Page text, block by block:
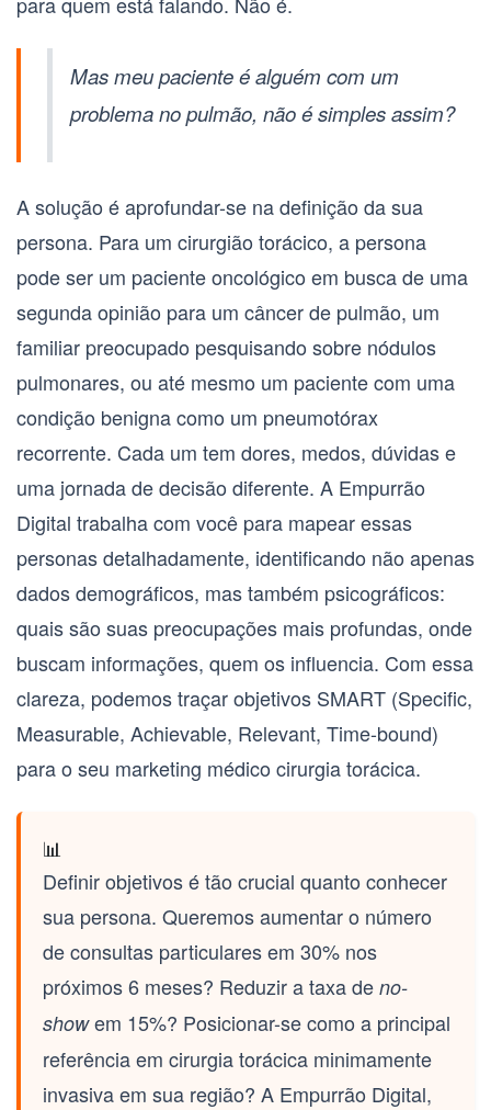
Mas meu paciente é alguém com um
problema no pulmão, não é simples assim?
A solução é aprofundar-se na definição da sua
persona. Para um cirurgião torácico, a persona
pode ser um paciente oncológico em busca de uma
segunda opinião para um câncer de pulmão, um
familiar preocupado pesquisando sobre nódulos
pulmonares, ou até mesmo um paciente com uma
condição benigna como um pneumotórax
recorrente. Cada um tem dores, medos, dúvidas e
uma jornada de decisão diferente. A Empurrão
Digital trabalha com você para mapear essas
personas detalhadamente, identificando não apenas
dados demográficos, mas também psicográficos:
quais são suas preocupações mais profundas, onde
buscam informações, quem os influencia. Com essa
clareza, podemos traçar objetivos SMART (Specific,
Measurable, Achievable, Relevant, Time-bound)
para o seu marketing médico cirurgia torácica.
📊
Definir objetivos é tão crucial quanto conhecer
sua persona. Queremos aumentar o número
de consultas particulares em 30% nos
próximos 6 meses? Reduzir a taxa de no-
showem 15%? Posicionar-se como a principal
referência em cirurgia torácica minimamente
invasivaem sua região? A Empurrão Digital,